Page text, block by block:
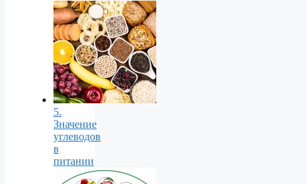
5.
Значение
углеводов
в
питании